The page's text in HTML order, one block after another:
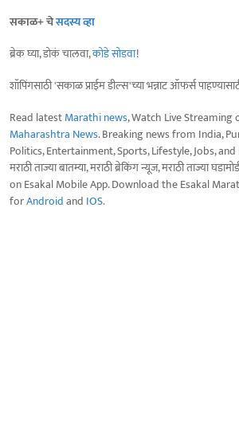
सकाळ+ चेसदस्य व्हा
ब्रेक घ्या, डोकं चालवा,कोडे सोडवा!
शॉपिंगसाठी 'सकाळ प्राईम डील्स'च्या भन्नाट ऑफर्स
Read latestMarathi news, Watch Live Streaming
Maharashtra News. Breaking news from India,
Politics, Entertainment, Sports, Lifestyle, Jobs,
मराठी ताज्या बातम्या, मराठी ब्रेकिंग न्यूज, मराठी ताज्या
on Esakal Mobile App. Download the Esakal
forAndroidand IOS.